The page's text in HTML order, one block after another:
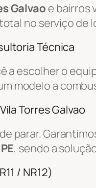
Galvao e bairros
no serviço de
Técnica
a escolher o
modelo a
Torres Galvao
parar.
, sendo a
/ NR12)